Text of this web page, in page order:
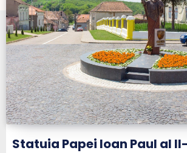
Statuia Papei Ioan Paul al